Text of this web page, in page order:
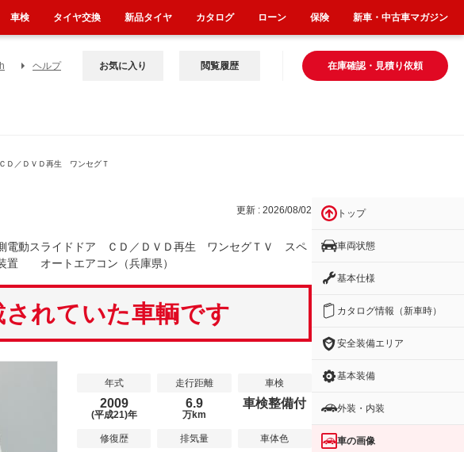
ヘルプ 在庫確認・見積り依頼
お気に入り 閲覧履歴
／ＤＶＤ再生 ワンセグＴ
更新 : 2026/08/02
動スライドドア ＣＤ／ＤＶＤ再生 ワンセグＴＶ スペ
置 オートエアコン（兵庫県）
れていた車輌です
年式
2009
(平成21)年
走行距離
6.9
万km
車検
車検整備付
修復歴 排気量 車体色
トップ
車両状態
基本仕様
カタログ情報（新車時）
安全装備エリア
基本装備
外装・内装
車の画像
車検 タイヤ交換 新品タイヤ カタログ ローン 保険 新車・中古車マガジン